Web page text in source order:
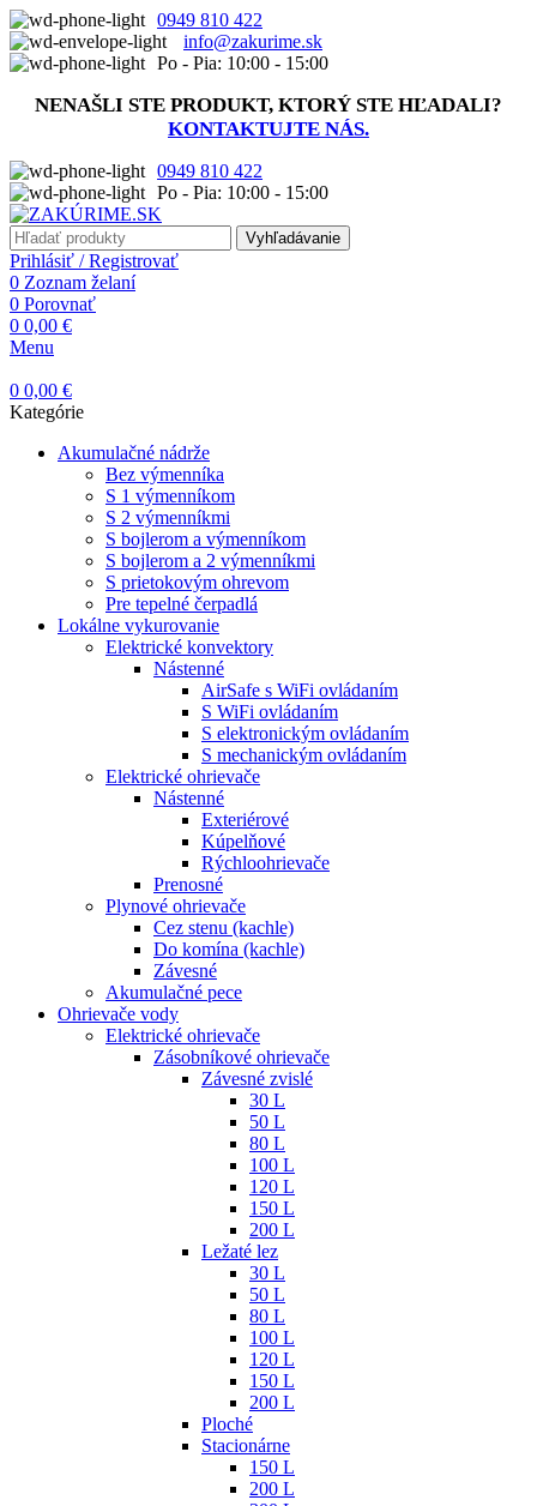
0949 810 422
info@zakurime.sk
Po - Pia: 10:00 - 15:00
NENAŠLI STE PRODUKT, KTORÝ STE HĽADALI?
KONTAKTUJTE NÁS.
0949 810 422
Po - Pia: 10:00 - 15:00
Vyhľadávanie
Prihlásiť / Registrovať
0 Zoznam želaní
0 Porovnať
0 0,00 €
Menu
0 0,00 €
Kategórie
Akumulačné nádrže
Bez výmenníka
S 1 výmenníkom
S 2 výmenníkmi
S bojlerom a výmenníkom
S bojlerom a 2 výmenníkmi
S prietokovým ohrevom
Pre tepelné čerpadlá
Lokálne vykurovanie
Elektrické konvektory
Nástenné
AirSafe s WiFi ovládaním
S WiFi ovládaním
S elektronickým ovládaním
S mechanickým ovládaním
Elektrické ohrievače
Nástenné
Exteriérové
Kúpelňové
Rýchloohrievače
Prenosné
Plynové ohrievače
Cez stenu (kachle)
Do komína (kachle)
Závesné
Akumulačné pece
Ohrievače vody
Elektrické ohrievače
Zásobníkové ohrievače
Závesné zvislé
30 L
50 L
80 L
100 L
120 L
150 L
200 L
Ležaté lez
30 L
50 L
80 L
100 L
120 L
150 L
200 L
Ploché
Stacionárne
150 L
200 L